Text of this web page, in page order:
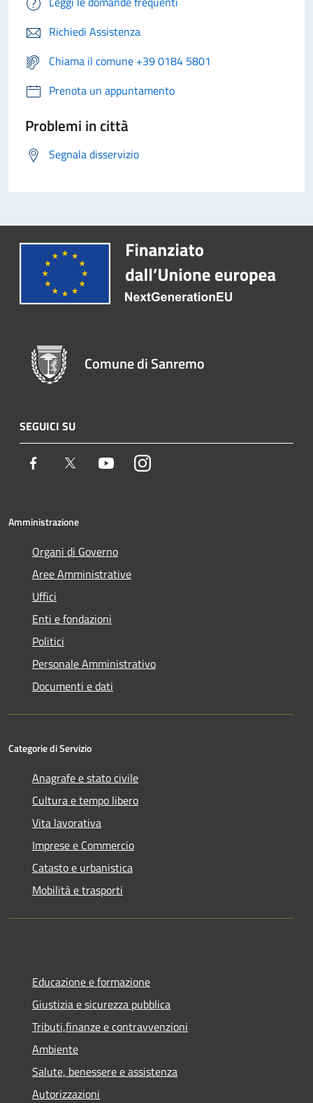
Richiedi Assistenza
Chiama il comune +39 0184 5801
Prenota un appuntamento
Problemi in città
Segnala disservizio
Comune di Sanremo
SEGUICI SU
Facebook Twitter YoutubeInstagram
Amministrazione
Organi di Governo
Aree Amministrative
Uffici
Enti e fondazioni
Politici
Personale Amministrativo
Documenti e dati
Categorie di Servizio
Anagrafe e stato civile
Cultura e tempo libero
Vita lavorativa
Imprese e Commercio
Catasto e urbanistica
Mobilità e trasporti
Educazione e formazione
Giustizia e sicurezza pubblica
Tributi,finanze e contravvenzioni
Ambiente
Salute, benessere e assistenza
Autorizzazioni